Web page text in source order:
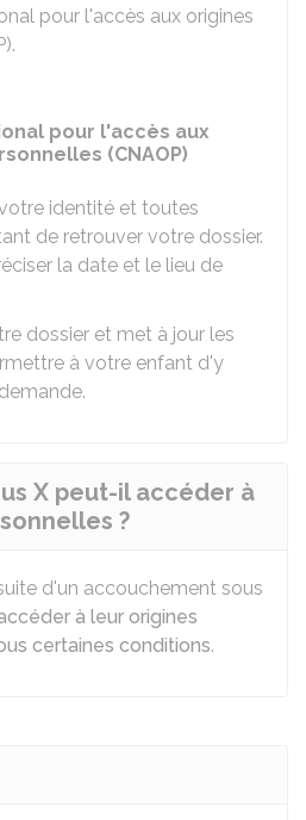
pour l'accès aux origines
pour l'accès aux
(CNAOP)
identité et toutes
de retrouver votre dossier.
la date et le lieu de
dossier et met à jour les
à votre enfant d'y
X peut-il accéder à
?
d'un accouchement sous
à leur origines
certaines conditions.